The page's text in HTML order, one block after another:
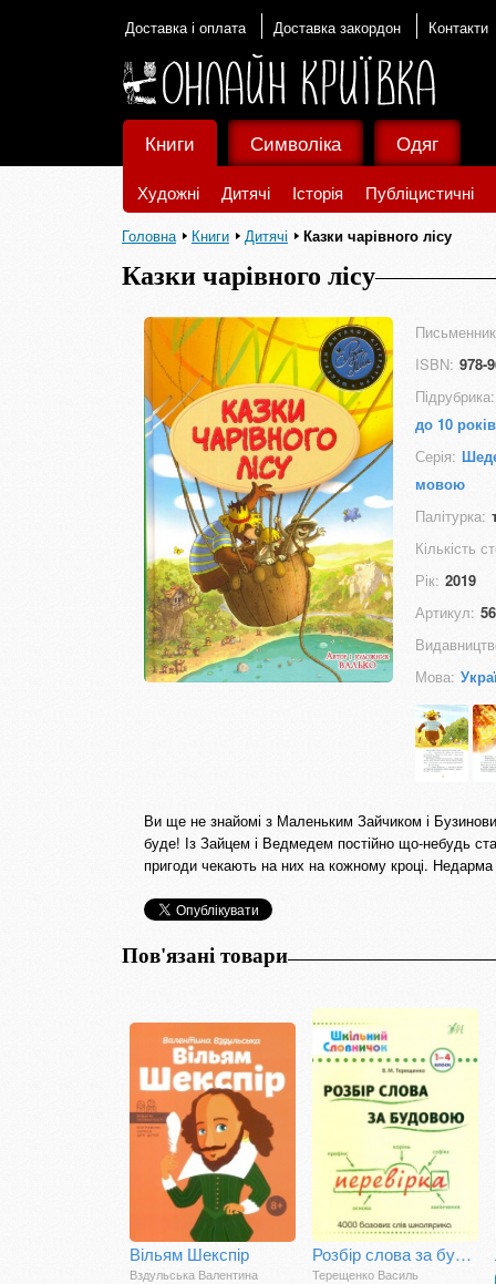
Доставка і оплата Доставка закордон Контакти
Книги
Художні Дитячі Історія Публіцистичні
Символіка Одяг
Головна Книги Дитячі Казки чарівного лісу
Казки чарівного лісу
ISBN: 978-
Підрубрика:
до 10 років
Серія:
мовою
Палітурка:
Кількість
Рік: 2019
Артикул:
Мова:
Ви ще не знайомі з Маленьким Зайчиком і
буде! Із Зайцем і Ведмедем постійно що-небудь
пригоди чекають на них на кожному кроці.
Пов'язані товари
Вільям Шекспір
Вздульська Валентина
Розбір слова за будовою
Терещенко Василь